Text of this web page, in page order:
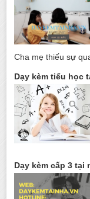
Cha mẹ thiếu sự
Dạy kèm tiểu học
Dạy kèm cấp 3 tại